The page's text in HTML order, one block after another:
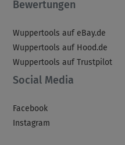
Bewertungen
Wuppertools auf eBay.de
Wuppertools auf Hood.de
Wuppertools auf Trustpilot
Social Media
Facebook
Instagram